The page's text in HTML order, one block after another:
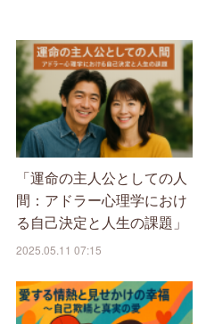
「運命の主人公としての人
間：アドラー心理学におけ
る自己決定と人生の課題」
2025.05.11 07:15